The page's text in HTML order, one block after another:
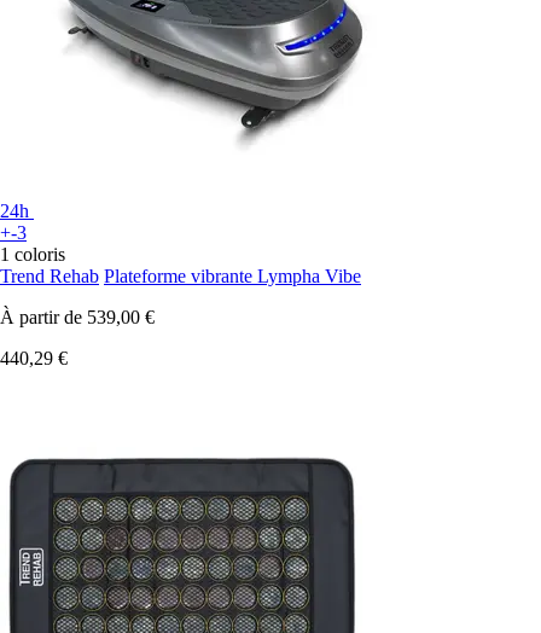
24h
+-3
1 coloris
Trend Rehab Plateforme vibrante Lympha Vibe
À partir de 539,00 €
440,29 €